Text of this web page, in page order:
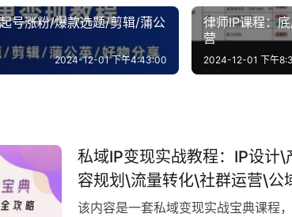
号涨粉/爆款选题/剪辑/蒲公
2024-12-01 下午4:43:00
律师IP课程：
营
2024-12-01 下午
私域IP变现实战教程：IP设计
容规划\流量转化\社群运营\公
该内容是一套私域变现实战宝典课程